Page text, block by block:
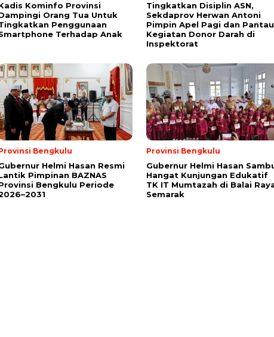
Kominfo Provinsi
Orang Tua Untuk
Penggunaan
Terhadap Anak
Tingkatkan Disiplin ASN,
Sekdaprov Herwan Antoni
Pimpin Apel Pagi dan Pantau
Kegiatan Donor Darah di
Inspektorat
Bengkulu
Helmi Hasan Resmi
Pimpinan BAZNAS
Bengkulu Periode
Provinsi Bengkulu
Gubernur Helmi Hasan
Hangat Kunjungan Edukatif
TK IT Mumtazah di Balai
Semarak